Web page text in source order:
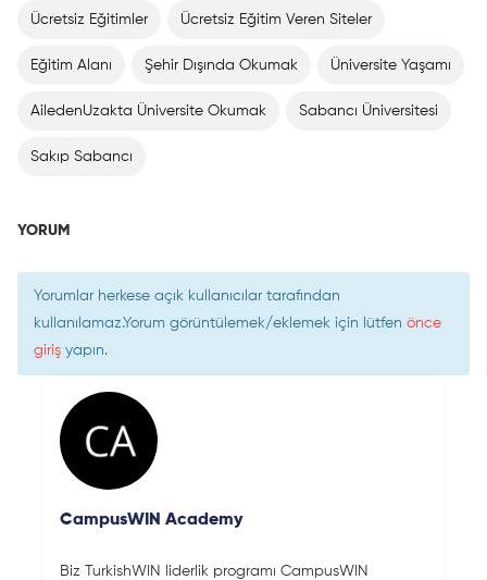
Ücretsiz Eğitimler Ücretsiz Eğitim Veren Siteler
Eğitim Alanı Şehir Dışında Okumak Üniversite Yaşamı
AiledenUzakta Üniversite Okumak Sabancı Üniversitesi
Sakıp Sabancı
YORUM
Yorumlar herkese açık kullanıcılar tarafından
kullanılamaz.Yorum görüntülemek/eklemek için lütfen önce
giriş yapın.
CampusWIN Academy
Biz TurkishWIN liderlik programı CampusWIN